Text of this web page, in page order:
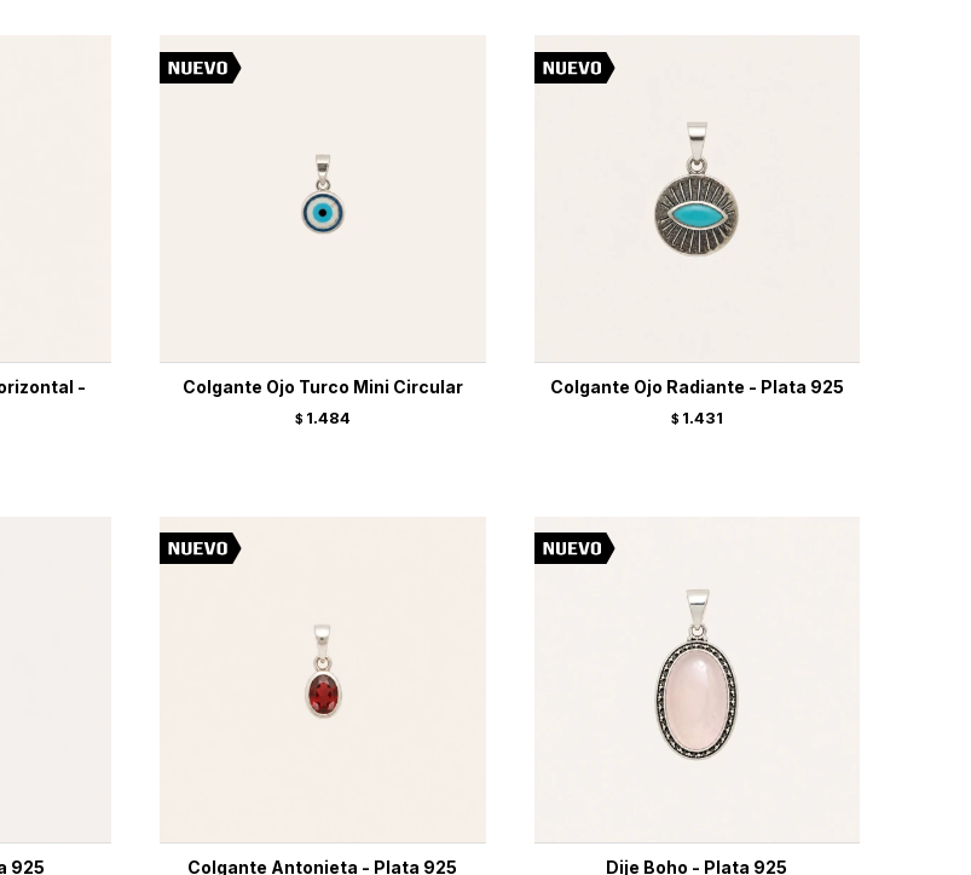
-
Colgante Ojo Turco Mini Circular
$ 1.484
Colgante Ojo Radiante - Plata 925
$ 1.431
925 Colgante Antonieta - Plata 925 Dije Boho - Plata 925